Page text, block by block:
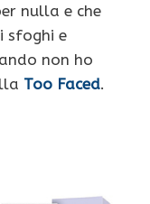
nulla e che
sfoghi e
non ho
Too Faced.